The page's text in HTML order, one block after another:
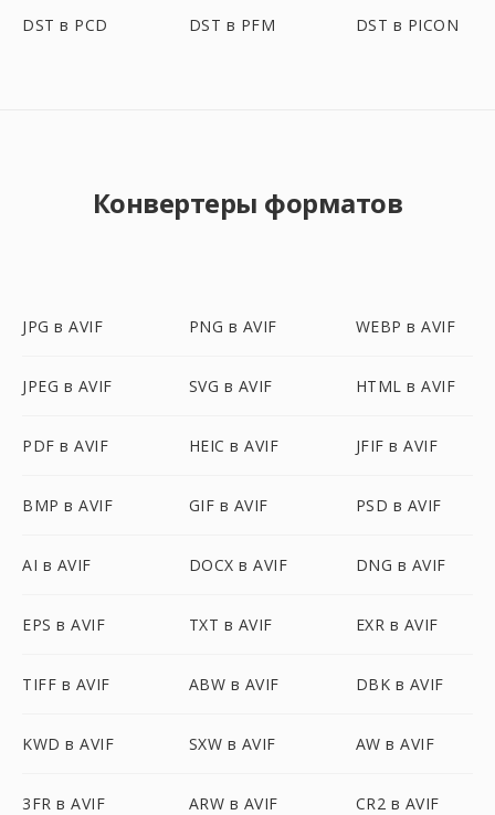
DST в PCD DST в PFM DST в PICON
Конвертеры форматов
JPG в AVIF PNG в AVIF WEBP в AVIF
JPEG в AVIF SVG в AVIF HTML в AVIF
PDF в AVIF HEIC в AVIF JFIF в AVIF
BMP в AVIF GIF в AVIF PSD в AVIF
AI в AVIF DOCX в AVIF DNG в AVIF
EPS в AVIF TXT в AVIF EXR в AVIF
TIFF в AVIF ABW в AVIF DBK в AVIF
KWD в AVIF SXW в AVIF AW в AVIF
3FR в AVIF ARW в AVIF CR2 в AVIF